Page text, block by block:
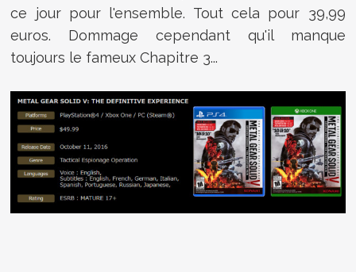
ce jour pour l'ensemble. Tout cela pour 39,99
euros. Dommage cependant qu'il manque
toujours le fameux Chapitre 3...